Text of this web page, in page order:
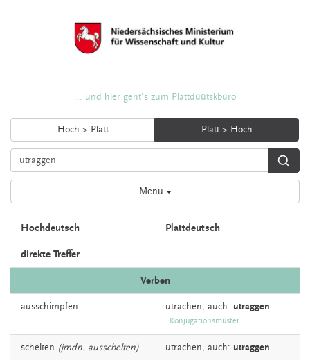
... und hier geht's zum Plattdüütskbüro
Hoch > Platt Platt > Hoch
Menü
Hochdeutsch Plattdeutsch
direkte Treffer
Verben
ausschimpfen utrachen, auch: utraggen
Konjugationsmuster
schelten (jmdn. ausschelten) utrachen, auch: utraggen